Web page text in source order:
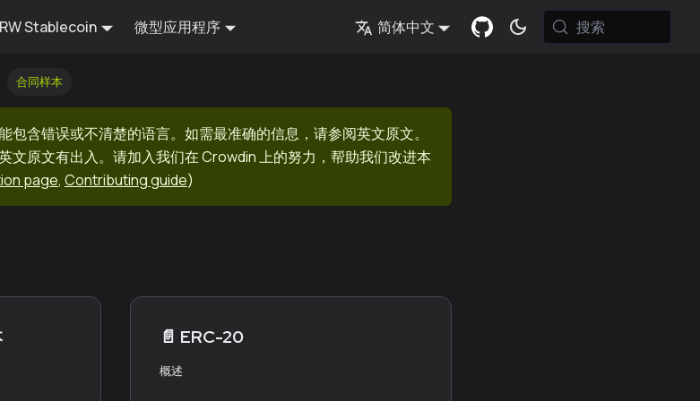
Stablecoin 微型应用程序 简体中文 搜索
合同样本
包含错误或不清楚的语言。如需最准确的信息，请参阅英文原文。
文原文有出入。请加入我们在 Crowdin 上的努力，帮助我们改进本
page, Contributing guide)
📄️ ERC-20
概述